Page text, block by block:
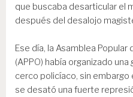
que buscaba desarticular el
después del desalojo
Ese día, la Asamblea
(APPO) había organizado
cerco policíaco, sin embargo
se desató una fuerte